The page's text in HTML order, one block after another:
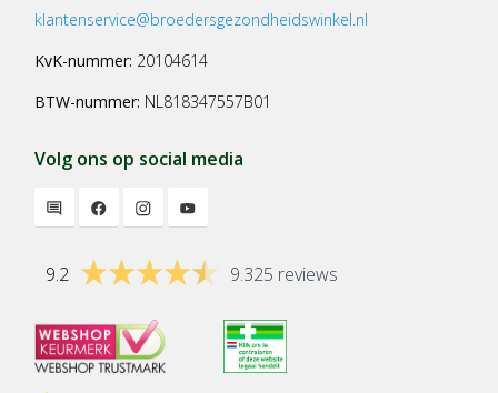
klantenservice@broedersgezondheidswinkel.nl
KvK-nummer: 20104614
BTW-nummer: NL818347557B01
Volg ons op social media
9.2 9.325 reviews